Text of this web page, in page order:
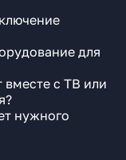
для
с ТВ или
нужного